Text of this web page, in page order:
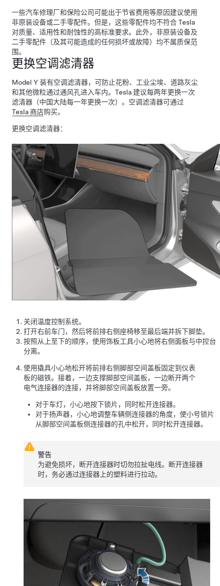
一些汽车修理厂和保险公司可能出于节省费用等原因建议使用
非原装设备或二手零配件。但是，这些零配件均不符合 Tesla
对质量、适用性和耐蚀性的高标准要求。此外，非原装设备及
二手零配件（及其可能造成的任何损坏或故障）均不属质保范
围。
更换空调滤清器
Model Y 装有空调滤清器，可防止花粉、工业尘埃、道路灰尘
和其他微粒通过通风孔进入车内。Tesla 建议每两年更换一次
滤清器（中国大陆每一年更换一次）。空调滤清器可通过
Tesla 商店购买。
更换空调滤清器：
关闭温度控制系统。
打开右前车门，然后将前排右侧座椅移至最后端并拆下脚垫。
按照从上至下的顺序，使用饰板工具小心地将右侧面板与中控台
分离。
使用撬具小心地松开将前排右侧脚部空间盖板固定到仪表
板的磁铁。接着，一边支撑脚部空间盖板，一边断开两个
电气连接器的连接，并将脚部空间盖板放置一旁。
对于车灯，小心地按下锁片，同时松开连接器。
对于扬声器，小心地调整车辆侧连接器的角度，使小号锁片
从脚部空间盖板侧连接器的孔中松开，同时松开连接器。
警告
为避免损坏，断开连接器时切勿拉扯电线。断开连接器
时，务必通过连接器上的塑料进行拉动。